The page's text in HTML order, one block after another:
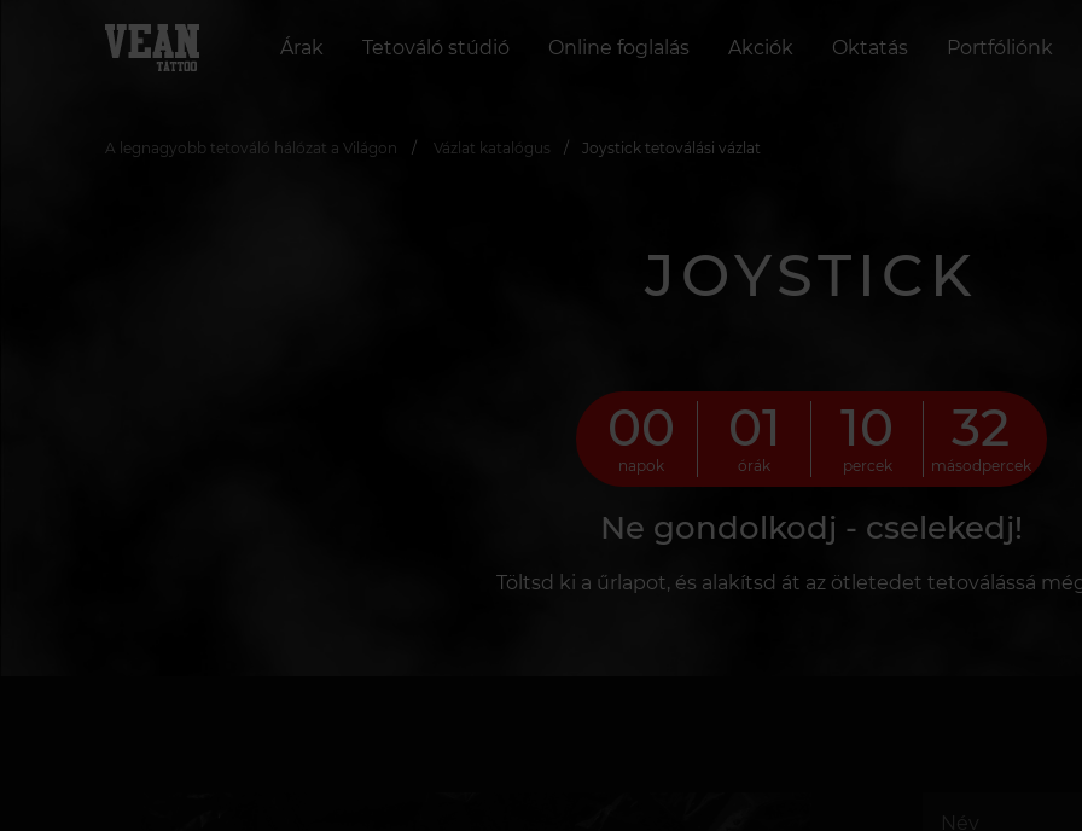
Árak Tetováló stúdió Online foglalás Akciók Oktatás Portfóliónk
A legnagyobb tetováló hálózat a Világon Vázlat katalógus Joystick tetoválási vázlat
JOYSTICK
00
napok
01
órák
10
percek
31
másodpercek
Ne gondolkodj - cselekedj!
Töltsd ki a űrlapot, és alakítsd át az ötletedet tetoválássá